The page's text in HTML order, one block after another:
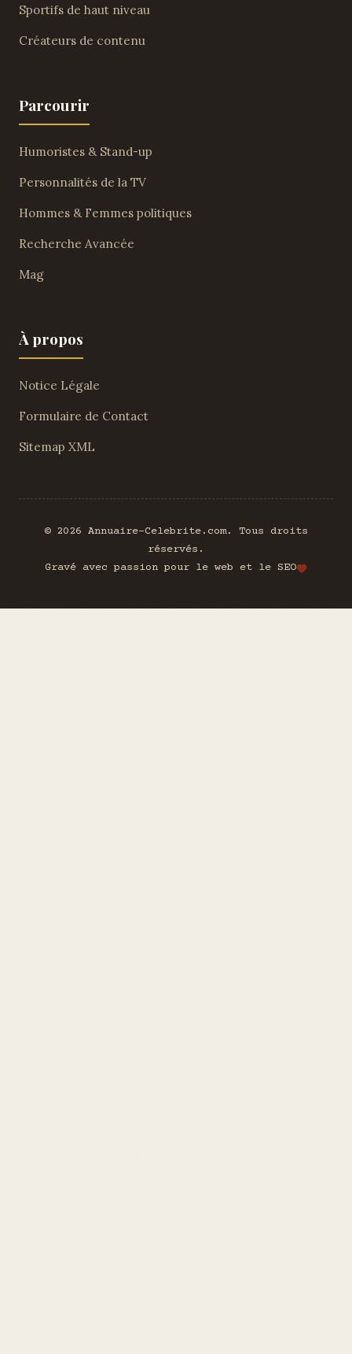
Sportifs de haut niveau
Créateurs de contenu
Parcourir
Humoristes & Stand-up
Personnalités de la TV
Hommes & Femmes politiques
Recherche Avancée
Mag
À propos
Notice Légale
Formulaire de Contact
Sitemap XML
© 2026 Annuaire-Celebrite.com. Tous droits
réservés.
Gravé avec passion pour le web et le SEO